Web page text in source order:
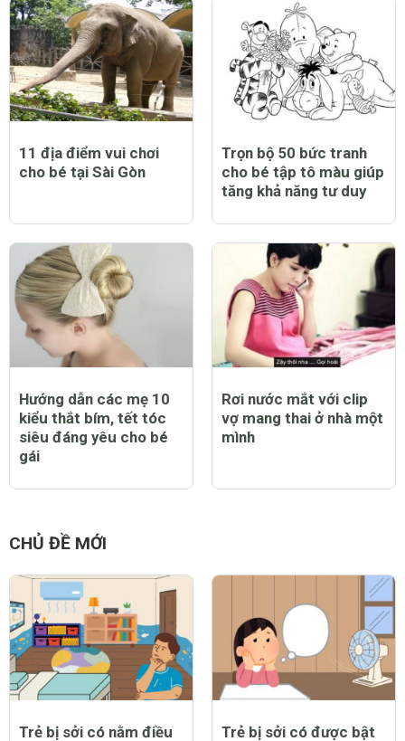
CHỦ ĐỀ LIÊN QUAN
11 địa điểm vui chơi
cho bé tại Sài Gòn
Trọn bộ 50 bức tranh
cho bé tập tô màu giúp
tăng khả năng tư duy
kiểu thắt bím, tết tóc
siêu đáng yêu cho bé
gái
CHỦ ĐỀ MỚI